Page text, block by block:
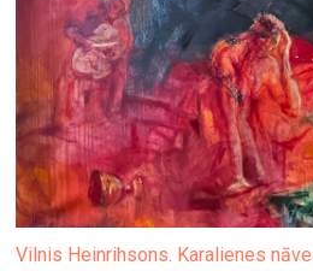
Vilnis Heinrihsons. Karalienes